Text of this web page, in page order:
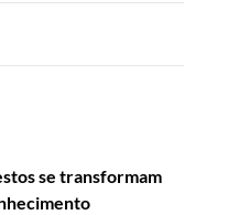
se transformam